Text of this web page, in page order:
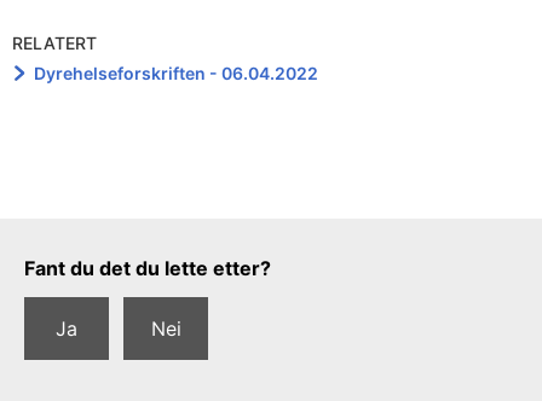
RELATERT
Dyrehelseforskriften - 06.04.2022
Tilbakemeldingsskjema
Fant du det du lette etter?
Ja Nei